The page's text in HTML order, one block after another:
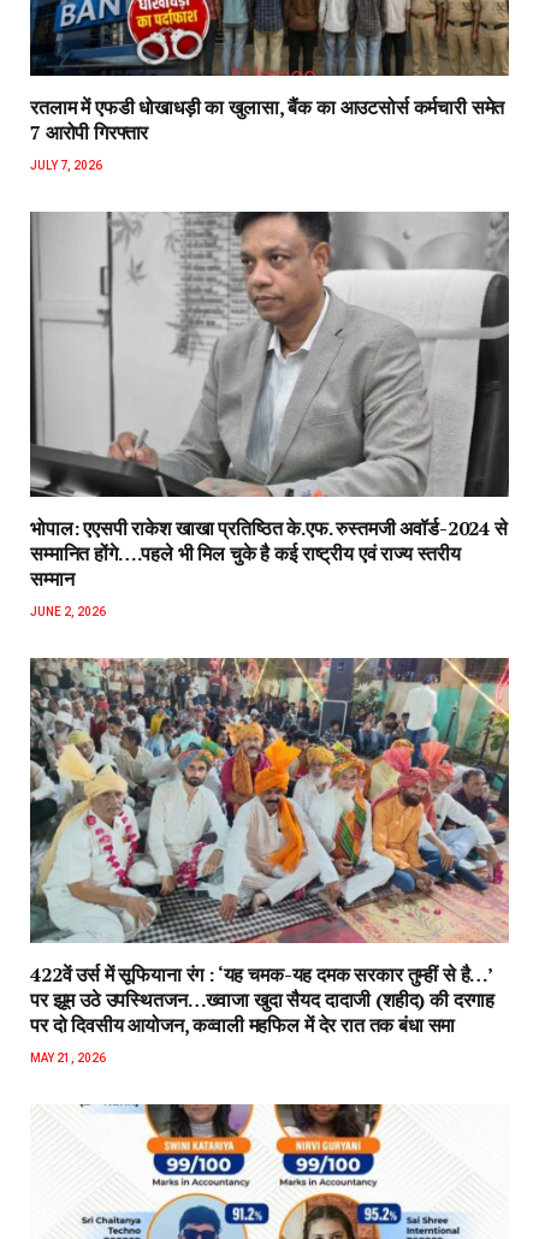
रतलाम में एफडी धोखाधड़ी का खुलासा, बैंक का आउटसोर्स कर्मचारी समेत
7 आरोपी गिरफ्तार
JULY 7, 2026
भोपाल: एएसपी राकेश‌ खाखा प्रतिष्ठित के.एफ. रुस्तमजी अवॉर्ड-2024 से
सम्मानित होंगे….पहले भी मिल चुके है कई राष्ट्रीय एवं राज्य स्तरीय
सम्मान
JUNE 2, 2026
422वें उर्स में सूफियाना रंग : ‘यह चमक-यह दमक सरकार तुम्हीं से है…’
पर झूम उठे उपस्थितजन…ख्वाजा खुदा सैयद दादाजी (शहीद) की दरगाह
पर दो दिवसीय आयोजन, कव्वाली महफिल में देर रात तक बंधा समा
MAY 21, 2026